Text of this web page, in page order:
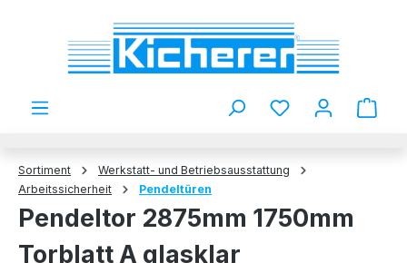
Zum Hauptinhalt springen
Du hast 0
Sortiment
Werkstatt- und Betriebsausstattung
Arbeitssicherheit
Pendeltüren
Pendeltor 2875mm 1750mm
Torblatt A glasklar